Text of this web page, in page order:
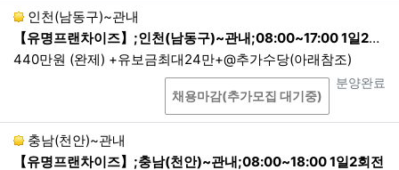
느 하나의 방법으로 회원에게 알립니다.
3.관련 법령에 의한 개인정보 보유 기간은 다음과 같
습니다.
표시/광고에 관한 기록 : 6개월
컴퓨터통신 또는 인터넷 접속자료 : 3개월
4.관련 법령에 그 근거가 없더라도, 회사의 중대한 손
인천(남동구)~관내
【유명프랜차이즈】;인천(남동구)~관내;08:00~17:00 1일2회전
440만원 (완제) +유보금최대24만+@추가수당(아래참조)
진행상태
분양완료
상담
채용마감(추가모집 대기중)
충남(천안)~관내
【유명프랜차이즈】;충남(천안)~관내;08:00~18:00 1일2회전